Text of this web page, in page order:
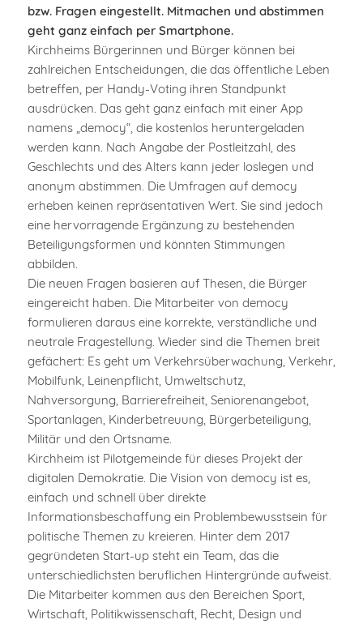
bzw. Fragen eingestellt. Mitmachen und abstimmen
geht ganz einfach per Smartphone.
Kirchheims Bürgerinnen und Bürger können bei
zahlreichen Entscheidungen, die das öffentliche Leben
betreffen, per Handy-Voting ihren Standpunkt
ausdrücken. Das geht ganz einfach mit einer App
namens „democy“, die kostenlos heruntergeladen
werden kann. Nach Angabe der Postleitzahl, des
Geschlechts und des Alters kann jeder loslegen und
anonym abstimmen. Die Umfragen auf democy
erheben keinen repräsentativen Wert. Sie sind jedoch
eine hervorragende Ergänzung zu bestehenden
Beteiligungsformen und könnten Stimmungen
abbilden.
Die neuen Fragen basieren auf Thesen, die Bürger
eingereicht haben. Die Mitarbeiter von democy
formulieren daraus eine korrekte, verständliche und
neutrale Fragestellung. Wieder sind die Themen breit
gefächert: Es geht um Verkehrsüberwachung, Verkehr,
Mobilfunk, Leinenpflicht, Umweltschutz,
Nahversorgung, Barrierefreiheit, Seniorenangebot,
Sportanlagen, Kinderbetreuung, Bürgerbeteiligung,
Militär und den Ortsname.
Kirchheim ist Pilotgemeinde für dieses Projekt der
digitalen Demokratie. Die Vision von democy ist es,
einfach und schnell über direkte
Informationsbeschaffung ein Problembewusstsein für
politische Themen zu kreieren. Hinter dem 2017
gegründeten Start-up steht ein Team, das die
unterschiedlichsten beruflichen Hintergründe aufweist.
Die Mitarbeiter kommen aus den Bereichen Sport,
Wirtschaft, Politikwissenschaft, Recht, Design und